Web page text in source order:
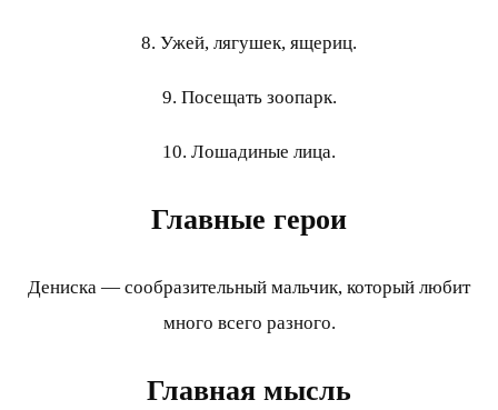
8. Ужей, лягушек, ящериц.
9. Посещать зоопарк.
10. Лошадиные лица.
Главные герои
Дениска — сообразительный мальчик, который любит
много всего разного.
Главная мысль